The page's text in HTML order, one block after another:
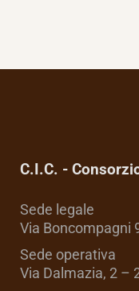
C.I.C. -
Sede legale
Via Boncompagni
Sede operativa
Via Dalmazia, 2 –